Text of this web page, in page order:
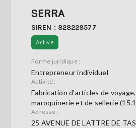
SERRA
SIREN : 828228577
Active
Forme juridique :
Entrepreneur individuel
Activité :
Fabrication d'articles de
maroquinerie et de sellerie
Adresse :
25 AVENUE DE LATTRE DE